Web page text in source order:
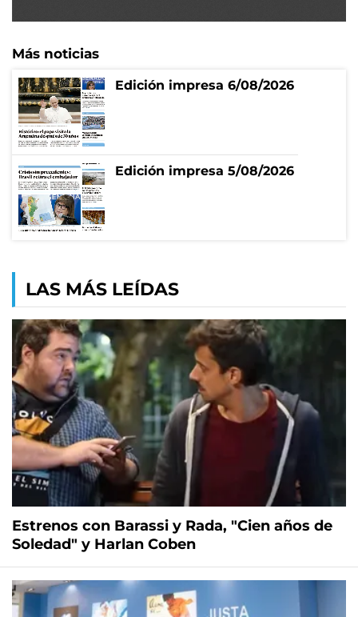
Más noticias
Edición impresa 6/08/2026
Edición impresa 5/08/2026
LAS MÁS LEÍDAS
Estrenos con Barassi y Rada, "Cien años de
Soledad" y Harlan Coben